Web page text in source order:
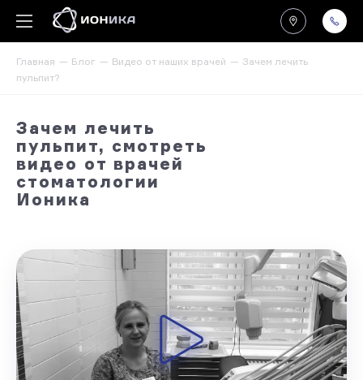
Главная Блог Видео от наших врачей
Зачем лечить
пульпит?
Зачем лечить
пульпит, смотреть
видео от врачей
стоматологии
Ионика